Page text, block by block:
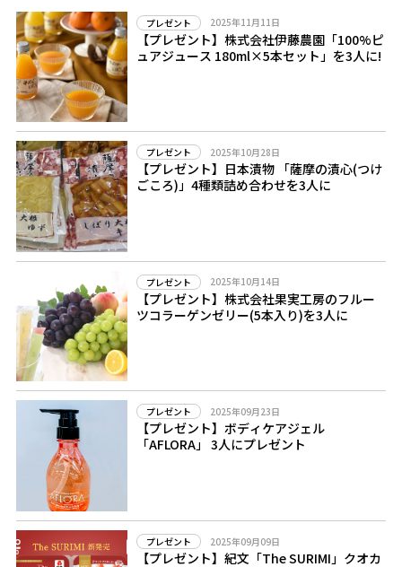
プレゼント 2025年11月11日
【プレゼント】株式会社伊藤農園「100%ピ
ュアジュース 180ml×5本セット」を3人に!
プレゼント 2025年10月28日
【プレゼント】日本漬物 「薩摩の漬心(つけ
ごころ)」4種類詰め合わせを3人に
プレゼント 2025年10月14日
【プレゼント】株式会社果実工房のフルー
ツコラーゲンゼリー(5本入り)を3人に
プレゼント 2025年09月23日
【プレゼント】ボディケアジェル
「AFLORA」 3人にプレゼント
プレゼント 2025年09月09日
【プレゼント】紀文「The SURIMI」クオカ